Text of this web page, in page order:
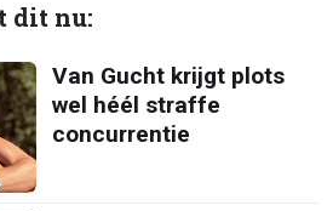
dit nu:
Van Gucht krijgt plots
wel héél straffe
concurrentie